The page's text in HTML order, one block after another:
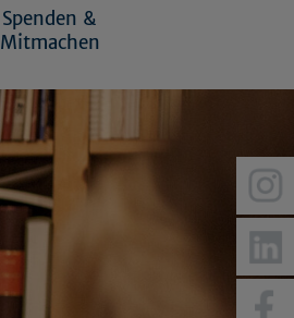
Spenden &
Mitmachen